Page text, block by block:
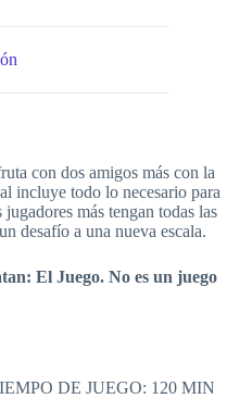
con dos amigos más con la
incluye todo lo necesario para
más tengan todas las
desafío a una nueva escala.
El Juego. No es un juego
DE JUEGO: 120 MIN